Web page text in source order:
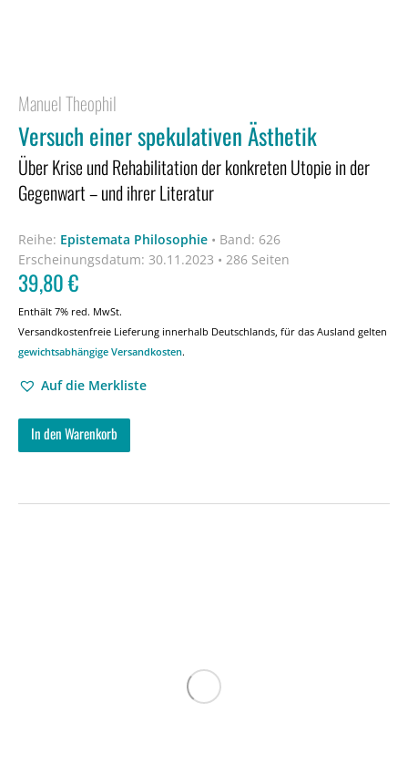
Manuel Theophil
Versuch einer spekulativen Ästhetik
Über Krise und Rehabilitation der konkreten Utopie in der
Gegenwart – und ihrer Literatur
Reihe: Epistemata Philosophie • Band: 626
Erscheinungsdatum: 30.11.2023 • 286 Seiten
39,80€
Enthält 7% red. MwSt.
Versandkostenfreie Lieferung innerhalb Deutschlands, für das Ausland gelten
gewichtsabhängige Versandkosten.
Auf die Merkliste
In den Warenkorb